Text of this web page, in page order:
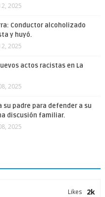
2025
Conductor alcoholizado
y huyó.
2025
actos racistas en La
2025
su padre para defender a su
discusión familiar.
2025
2k
Likes